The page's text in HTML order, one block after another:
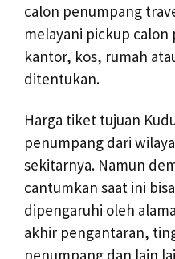
calon penumpang
melayani pickup
kantor, kos, rumah
ditentukan.
Harga tiket tujuan
penumpang dari
sekitarnya. Namun
cantumkan saat ini
dipengaruhi oleh
akhir pengantaran,
penumpang dan lain